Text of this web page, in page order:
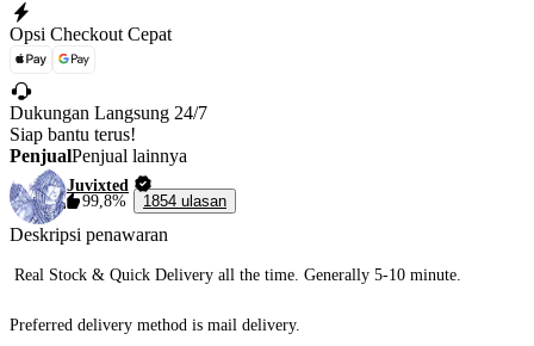
Opsi Checkout Cepat
Dukungan Langsung 24/7
Siap bantu terus!
PenjualPenjual lainnya
Juvixted
99,8%
1854 ulasan
Deskripsi penawaran
Real Stock & Quick Delivery all the time. Generally 5-10 minute.